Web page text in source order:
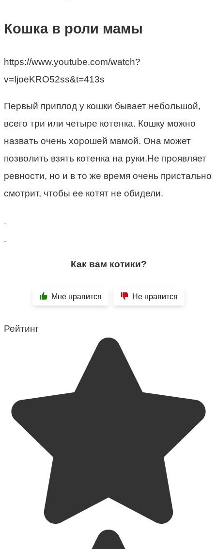
Кошка в роли мамы
https://www.youtube.com/watch?
v=IjoeKRO52ss&t=413s
Первый приплод у кошки бывает небольшой,
всего три или четыре котенка. Кошку можно
назвать очень хорошей мамой. Она может
позволить взять котенка на руки.Не проявляет
ревности, но и в то же время очень пристально
смотрит, чтобы ее котят не обидели.
Как вам котики?
Мне нравится Не нравится
Рейтинг